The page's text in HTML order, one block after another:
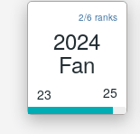
2/6 ranks
2024
Fan
23 25